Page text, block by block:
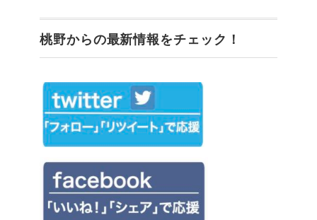
桃野からの最新情報をチェック！